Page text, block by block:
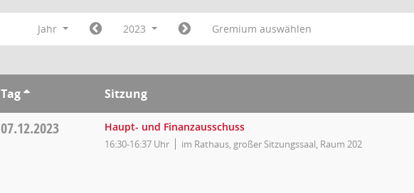
Jahr 2023 Gremium auswählen
Tag Sitzung
07.12.2023 Haupt- und Finanzausschuss
16:30-16:37 Uhr im Rathaus, großer Sitzungssaal, Raum 202